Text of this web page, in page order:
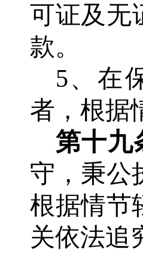
可证及无
款。
5、在
者，根据
第十九
守，秉公
根据情节
关依法追